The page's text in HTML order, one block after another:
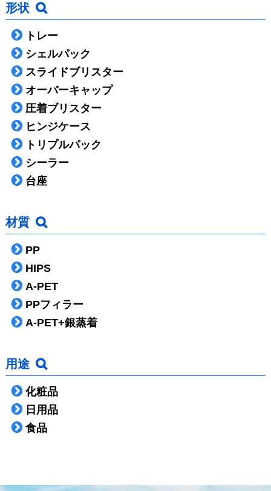
形状
トレー
シェルパック
スライドブリスター
オーバーキャップ
圧着ブリスター
ヒンジケース
トリプルパック
シーラー
台座
材質
PP
HIPS
A-PET
PPフィラー
A-PET+銀蒸着
用途
化粧品
日用品
食品